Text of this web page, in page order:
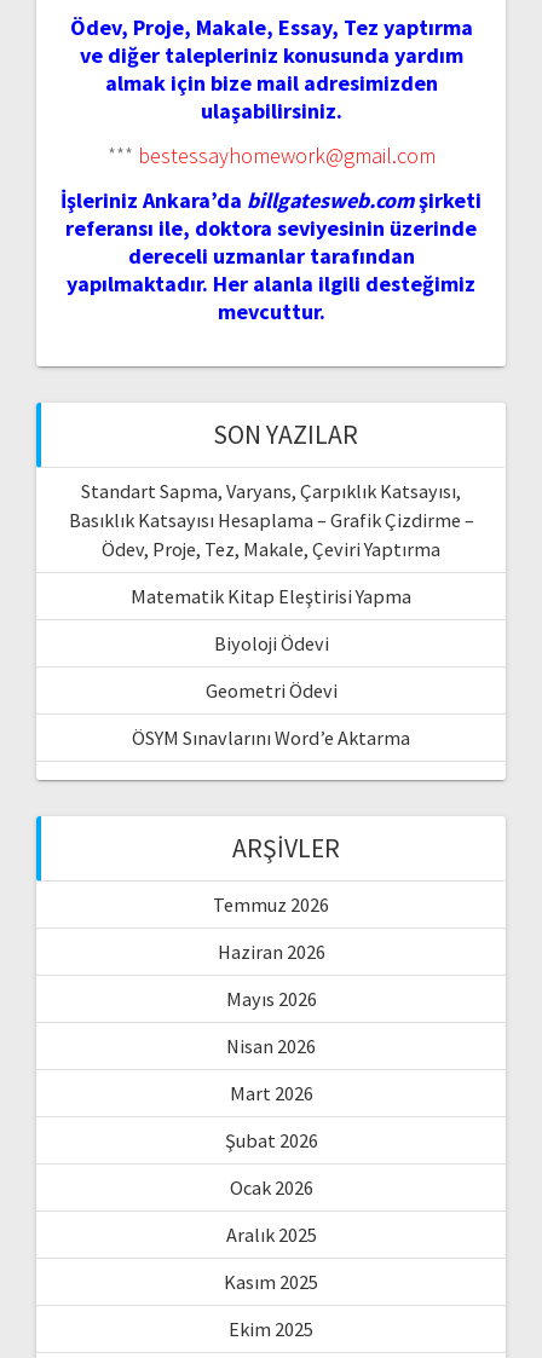
Ödev, Proje, Makale, Essay, Tez yaptırma
ve diğer talepleriniz konusunda yardım
almak için bize mail adresimizden
ulaşabilirsiniz.
*** bestessayhomework@gmail.com
İşleriniz Ankara’da billgatesweb.comşirketi
referansı ile, doktora seviyesinin üzerinde
dereceli uzmanlar tarafından
yapılmaktadır. Her alanla ilgili desteğimiz
mevcuttur.
SON YAZILAR
Standart Sapma, Varyans, Çarpıklık Katsayısı,
Basıklık Katsayısı Hesaplama – Grafik Çizdirme –
Ödev, Proje, Tez, Makale, Çeviri Yaptırma
Matematik Kitap Eleştirisi Yapma
Biyoloji Ödevi
Geometri Ödevi
ÖSYM Sınavlarını Word’e Aktarma
ARŞIVLER
Temmuz 2026
Haziran 2026
Mayıs 2026
Nisan 2026
Mart 2026
Şubat 2026
Ocak 2026
Aralık 2025
Kasım 2025
Ekim 2025